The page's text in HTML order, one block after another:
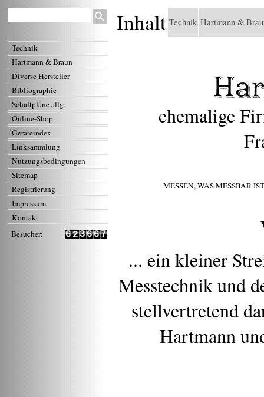
Inhalt Technik Hartmann &
Technik
Hartmann & Braun
Diverse Hersteller
Bibliographie
Schaltpläne allg.
Online-Shop
Geräteindex
Linksammlung
Nutzungsbedingungen
Sitemap
Registrierung
Impressum
Kontakt
Besucher:
623667
ehemalige
MESSEN, WAS MESSBAR
... ein kleiner
Messtechnik und
stellvertretend
Hartmann